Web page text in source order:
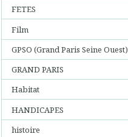
FETES
Film
GPSO (Grand Paris Seine Ouest)
GRAND PARIS
Habitat
HANDICAPES
histoire